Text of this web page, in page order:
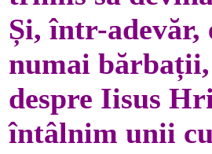
Și, într-adevăr,
numai
despre Iisus
întâlnim unii